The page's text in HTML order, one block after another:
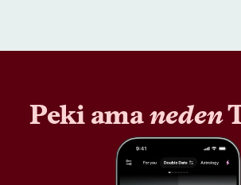
Peki amaneden